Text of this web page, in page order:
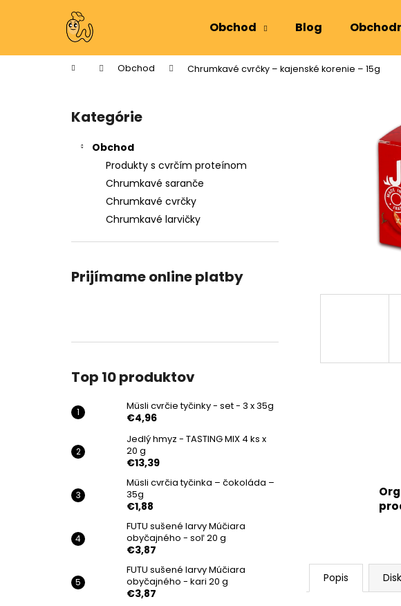
Obchod Blog
Domov Obchod Chrumkavé cvrčky – kajenské korenie – 15g
Preskočiť
kategórie
Kategórie
Obchod
Produkty s cvrčím proteínom
Chrumkavé saranče
Chrumkavé cvrčky
Chrumkavé larvičky
Prijímame online platby
Top 10 produktov
Müsli cvrčie tyčinky - set - 3 x 35g
€4,96
Jedlý hmyz - TASTING MIX 4 ks x
20 g
€13,39
Müsli cvrčia tyčinka – čokoláda –
35g
€1,88
FUTU sušené larvy Múčiara
obyčajného - soľ 20 g
€3,87
FUTU sušené larvy Múčiara
obyčajného - kari 20 g
€3,87
Popis
í
Späť
do
Späť
do
Čo